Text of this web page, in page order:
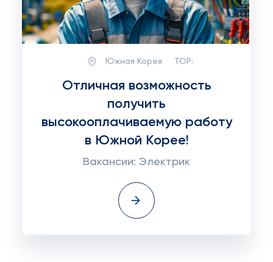
Южная Корея TOP:
Отличная возможность
получить
высокооплачиваемую работу
в Южной Корее!
Вакансии: Электрик